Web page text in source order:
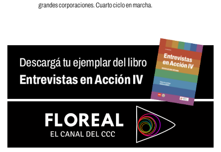
grandes corporaciones. Cuarto ciclo en marcha.